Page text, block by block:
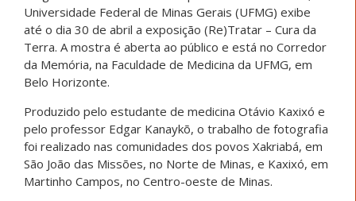
Universidade Federal de Minas Gerais (UFMG) exibe
até o dia 30 de abril a exposição (Re)Tratar – Cura da
Terra. A mostra é aberta ao público e está no Corredor
da Memória, na Faculdade de Medicina da UFMG, em
Belo Horizonte.
Produzido pelo estudante de medicina Otávio Kaxixó e
pelo professor Edgar Kanaykõ, o trabalho de fotografia
foi realizado nas comunidades dos povos Xakriabá, em
São João das Missões, no Norte de Minas, e Kaxixó, em
Martinho Campos, no Centro-oeste de Minas.